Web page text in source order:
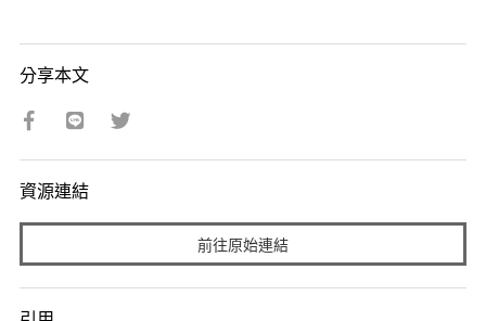
分享本文
資源連結
前往原始連結